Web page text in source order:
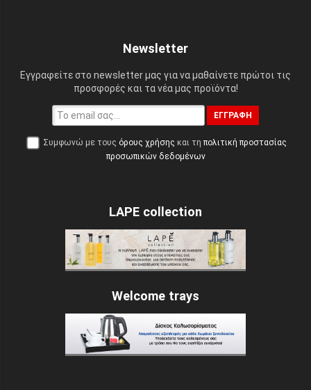
Newsletter
Εγγραφείτε στο newsletter μας για να μαθαίνετε πρώτοι τις
προσφορές και τα νέα μας προϊόντα!
ΕΓΓΡΑΦΉ
Συμφωνώ με τους όρους χρήσης και τη πολιτική προστασίας
προσωπικών δεδομένων
LAPE collection
Welcome trays